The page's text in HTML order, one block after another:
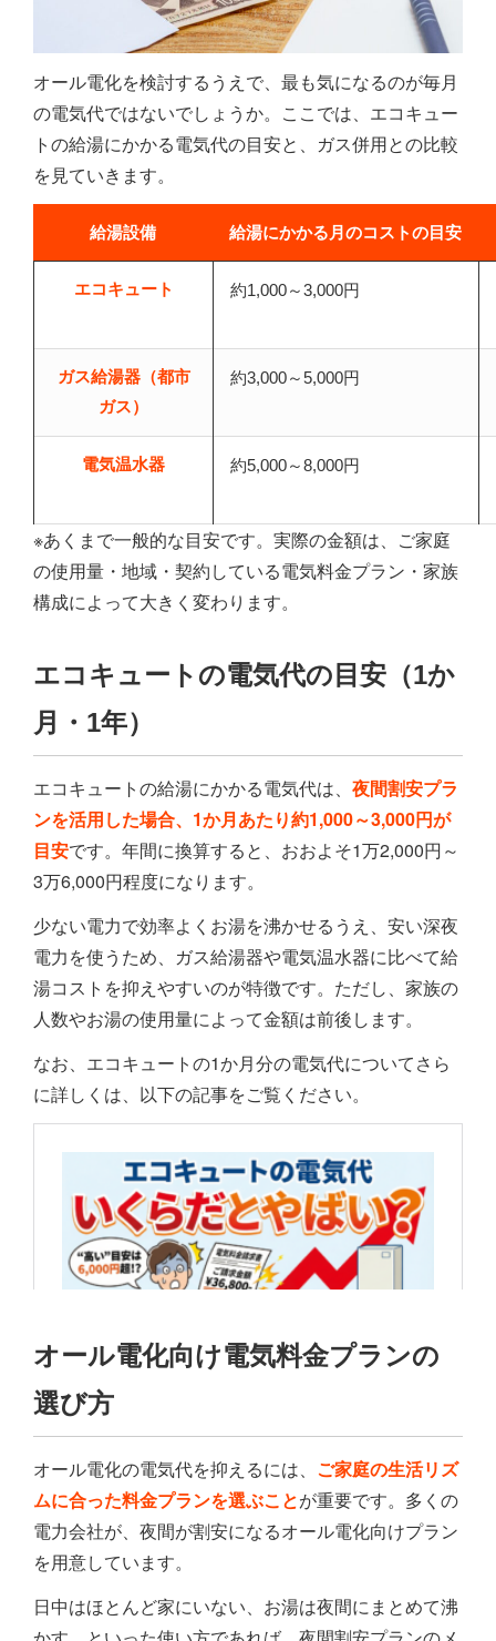
オール電化を検討するうえで、最も気になるのが毎月
の電気代ではないでしょうか。ここでは、エコキュー
トの給湯にかかる電気代の目安と、ガス併用との比較
を見ていきます。
給湯設備 給湯にかかる月のコストの目安
エコキュート 約1,000～3,000円
ガス給湯器（都市
ガス）
約3,000～5,000円
電気温水器 約5,000～8,000円
※あくまで一般的な目安です。実際の金額は、ご家庭
の使用量・地域・契約している電気料金プラン・家族
構成によって大きく変わります。
エコキュートの電気代の目安（1か
月・1年）
エコキュートの給湯にかかる電気代は、 夜間割安プラ
ンを活用した場合、1か月あたり約1,000～3,000円が
目安です。年間に換算すると、おおよそ1万2,000円～
3万6,000円程度になります。
少ない電力で効率よくお湯を沸かせるうえ、安い深夜
電力を使うため、ガス給湯器や電気温水器に比べて給
湯コストを抑えやすいのが特徴です。ただし、家族の
人数やお湯の使用量によって金額は前後します。
なお、エコキュートの1か月分の電気代についてさら
に詳しくは、以下の記事をご覧ください。
オール電化向け電気料金プランの
選び方
オール電化の電気代を抑えるには、 ご家庭の生活リズ
ムに合った料金プランを選ぶことが重要です。多くの
電力会社が、夜間が割安になるオール電化向けプラン
を用意しています。
日中はほとんど家にいない、お湯は夜間にまとめて沸